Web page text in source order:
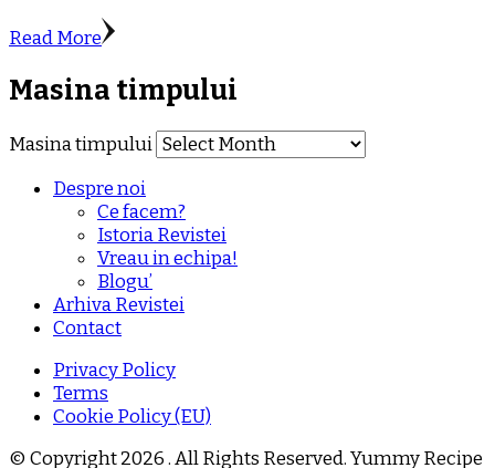
Read More
Masina timpului
Masina timpului
Despre noi
Ce facem?
Istoria Revistei
Vreau in echipa!
Blogu’
Arhiva Revistei
Contact
Privacy Policy
Terms
Cookie Policy (EU)
© Copyright 2026. All Rights Reserved.Yummy Recipe